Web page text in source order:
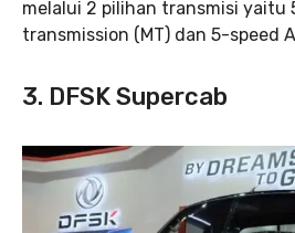
melalui 2 pilihan transmisi yaitu
transmission (MT) dan 5-speed
3. DFSK Supercab